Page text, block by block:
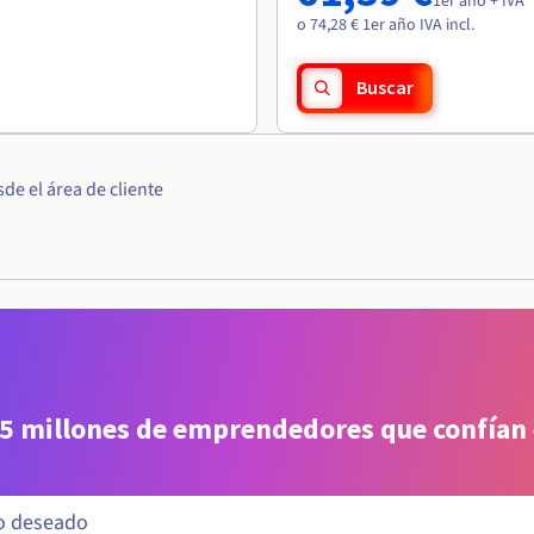
o 74,28 € 1er año IVA incl.
Buscar
el área de cliente
millones de emprendedores que